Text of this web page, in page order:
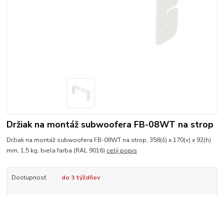
Držiak na montáž subwoofera FB-08WT na strop
Držiak na montáž subwoofera FB-08WT na strop, 358(š) x 170(v) x 92(h)
mm, 1,5 kg, biela farba (RAL 9016) celý popis
Dostupnosť do 3 týždňov